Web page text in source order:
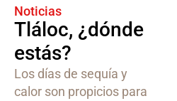
Noticias
Tláloc, ¿dónde
estás?
Los días de sequía y
calor son propicios para